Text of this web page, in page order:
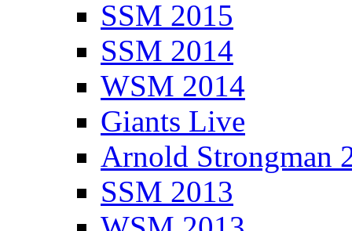
SSM 2015
SSM 2014
WSM 2014
Giants Live
Arnold Strongman
SSM 2013